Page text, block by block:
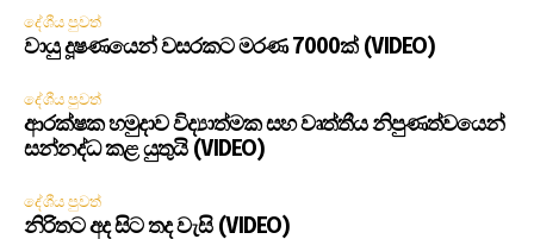
දේශීය පුවත්
වායු දූෂණයෙන් වසරකට මරණ 7000ක් (VIDEO)
දේශීය පුවත්
ආරක්ෂක හමුදාව විද්‍යාත්මක සහ වෘත්තීය නිපුණත්වයෙන්
සන්නද්ධ කළ යුතුයි (VIDEO)
දේශීය පුවත්
නිරිතට අද සිට තද වැසි (VIDEO)